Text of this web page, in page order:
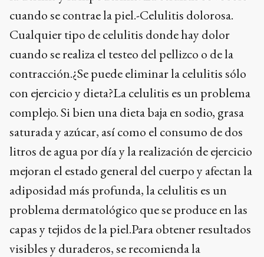
cuando se contrae la piel.-Celulitis dolorosa.
Cualquier tipo de celulitis donde hay dolor
cuando se realiza el testeo del pellizco o de la
contracción.¿Se puede eliminar la celulitis sólo
con ejercicio y dieta?La celulitis es un problema
complejo. Si bien una dieta baja en sodio, grasa
saturada y azúcar, así como el consumo de dos
litros de agua por día y la realización de ejercicio
mejoran el estado general del cuerpo y afectan la
adiposidad más profunda, la celulitis es un
problema dermatológico que se produce en las
capas y tejidos de la piel.Para obtener resultados
visibles y duraderos, se recomienda la